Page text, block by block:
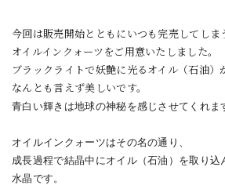
今回は販売開始とともにいつも完売してしま
オイルインクォーツをご用意いたしました。
ブラックライトで妖艶に光るオイル（石油）
なんとも言えず美しいです。
青白い輝きは地球の神秘を感じさせてくれま
オイルインクォーツはその名の通り、
成長過程で結晶中にオイル（石油）を取り込
水晶です。